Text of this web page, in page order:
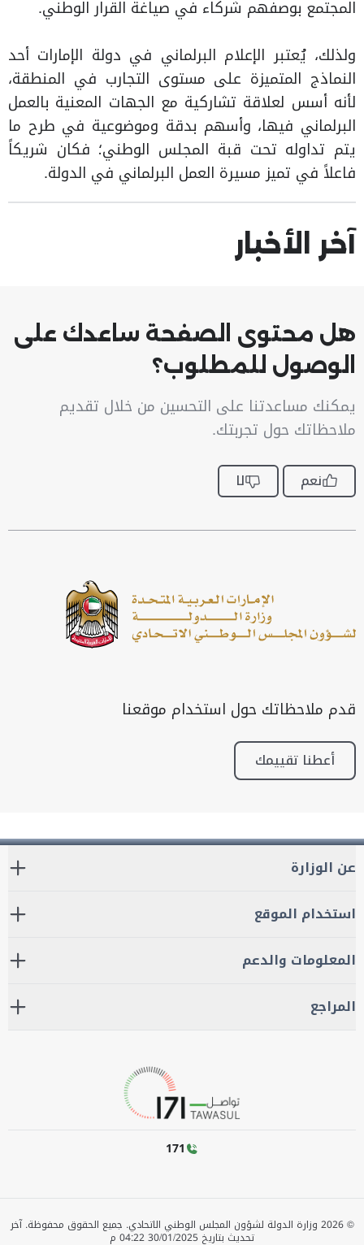
المجتمع بوصفهم شركاء في صياغة القرار الوطني.
ولذلك، يُعتبر الإعلام البرلماني في دولة الإمارات أحد
النماذج المتميزة على مستوى التجارب في المنطقة،
لأنه أسس لعلاقة تشاركية مع الجهات المعنية بالعمل
البرلماني فيها، وأسهم بدقة وموضوعية في طرح ما
يتم تداوله تحت قبة المجلس الوطني؛ فكان شريكاً
فاعلاً في تميز مسيرة العمل البرلماني في الدولة.
آخر الأخبار
هل محتوى الصفحة ساعدك على
الوصول للمطلوب؟
يمكنك مساعدتنا على التحسين من خلال تقديم
ملاحظاتك حول تجربتك.
نعم لا
قدم ملاحظاتك حول استخدام موقعنا
أعطنا تقييمك
عن الوزارة
استخدام الموقع
المعلومات والدعم
المراجع
171
©
2026 وزارة الدولة لشؤون المجلس الوطني الاتحادي. جميع الحقوق محفوظة.آخر
تحديث بتاريخ 30/01/2025 04:22 م